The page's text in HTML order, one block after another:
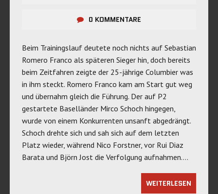
0 KOMMENTARE
Beim Trainingslauf deutete noch nichts auf Sebastian
Romero Franco als späteren Sieger hin, doch bereits
beim Zeitfahren zeigte der 25-jährige Columbier was
in ihm steckt. Romero Franco kam am Start gut weg
und übernahm gleich die Führung. Der auf P2
gestartete Baselländer Mirco Schoch hingegen,
wurde von einem Konkurrenten unsanft abgedrängt.
Schoch drehte sich und sah sich auf dem letzten
Platz wieder, während Nico Forstner, vor Rui Diaz
Barata und Björn Jost die Verfolgung aufnahmen….
WEITERLESEN